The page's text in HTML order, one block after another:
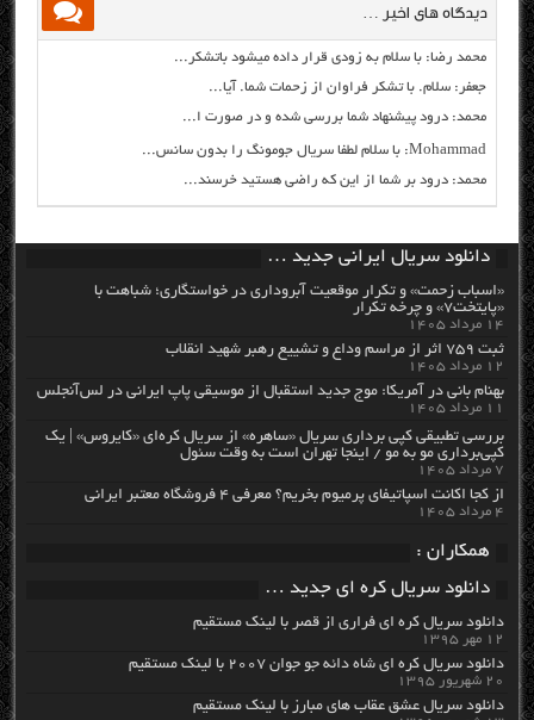
دیدگاه های اخیر …
محمد رضا: با سلام به زودی قرار داده میشود باتشکر...
جعفر: سلام. با تشکر فراوان از زحمات شما. آیا...
محمد: درود پیشنهاد شما بررسی شده و در صورت ا...
Mohammad: با سلام لطفا سریال جومونگ را بدون سانس...
محمد: درود بر شما از این که راضی هستید خرسند...
دانلود سریال ایرانی جدید …
«اسباب زحمت» و تکرار موقعیت آبروداری در خواستگاری؛ شباهت با
«پایتخت۷» و چرخه تکرار
۱۴ مرداد ۱۴۰۵
ثبت ۷۵۹ اثر از مراسم وداع و تشییع رهبر شهید انقلاب
۱۲ مرداد ۱۴۰۵
بهنام بانی در آمریکا: موج جدید استقبال از موسیقی پاپ ایرانی در لس‌آنجلس
۱۱ مرداد ۱۴۰۵
بررسی تطبیقی کپی برداری سریال «ساهره» از سریال کره‌ای «کایروس» | یک
کپی‌برداری مو به مو / اینجا تهران است به وقت سئول
۷ مرداد ۱۴۰۵
از کجا اکانت اسپاتیفای پرمیوم بخریم؟ معرفی ۴ فروشگاه معتبر ایرانی
۴ مرداد ۱۴۰۵
همکاران :
دانلود سریال کره ای جدید …
دانلود سریال کره ای فراری از قصر با لینک مستقیم
۱۲ مهر ۱۳۹۵
دانلود سریال کره ای شاه دائه جو جوان ۲۰۰۷ با لینک مستقیم
۲۰ شهریور ۱۳۹۵
دانلود سریال عشق عقاب های مبارز با لینک مستقیم